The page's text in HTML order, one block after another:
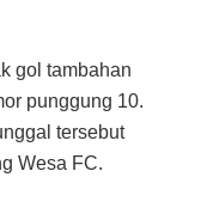
gol tambahan
punggung 10.
tersebut
Wesa FC.